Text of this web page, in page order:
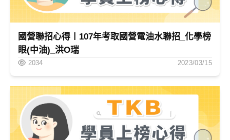
國營聯招心得〡107年考取國營電油水聯招_化學榜
眼(中油)_洪O瑞
2034 2023/03/15